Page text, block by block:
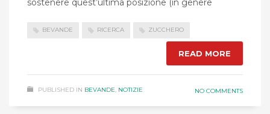
sostenere quest’ultima posizione (in genere
BEVANDE RICERCA ZUCCHERO
READ MORE
PUBLISHED IN BEVANDE NOTIZIE NO COMMENTS